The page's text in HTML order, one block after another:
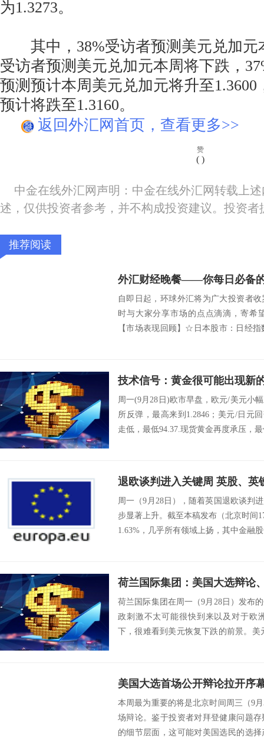
为1.3273。
其中，38%受访者预测美元兑加元
受访者预测美元兑加元本周将下跌，
预测预计本周美元兑加元将升至
预计将跌至1.3160。
返回外汇网首页，查看更多>>
赞
( )
中金在线外汇网声明：中金在线外汇网转载上
述，仅供投资者参考，并不构成投资建议。投资
推荐阅读
外汇财经晚餐——你每日必备
自即日起，环球外汇将为广大投资者
时与大家分享市场的点点滴滴，寄希
【市场表现回顾】☆日本股市：日经
周一(9月28日)欧市早盘，欧元/美元小
所反弹，最高来到1.2846；美元/日元
走低，最低94.37.现货黄金再度承压，
周一（9月28日），随着英国退欧谈判
步显著上升。截至本稿发布（北京时间
1.63%，几乎所有领域上扬，其中金融
荷兰国际集团在周一（9月28日）发布
政刺激不太可能很快到来以及对于欧
下，很难看到美元恢复下跌的前景。
本周最为重要的将是北京时间周三（9
场辩论。鉴于投资者对拜登健康问题
的细节层面，这可能对美国选民的选